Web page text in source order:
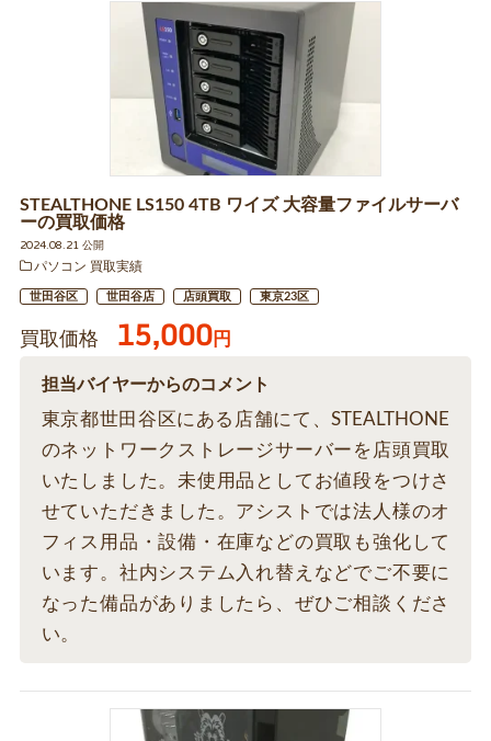
STEALTHONE LS150 4TB ワイズ 大容量ファイルサーバ
ーの買取価格
2024.08.21 公開
パソコン 買取実績
世田谷区 世田谷店 店頭買取 東京23区
買取価格 15,000円
担当バイヤーからのコメント
東京都世田谷区にある店舗にて、STEALTHONE
のネットワークストレージサーバーを店頭買取
いたしました。未使用品としてお値段をつけさ
せていただきました。アシストでは法人様のオ
フィス用品・設備・在庫などの買取も強化して
います。社内システム入れ替えなどでご不要に
なった備品がありましたら、ぜひご相談くださ
い。